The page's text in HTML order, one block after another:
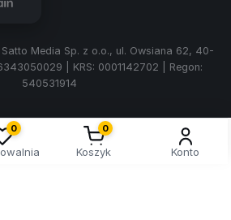
Media Sp. z o.o., ul. Owsiana 62, 40-
| KRS: 0001142702 | Regon:
540531914
0 0
Koszyk Konto